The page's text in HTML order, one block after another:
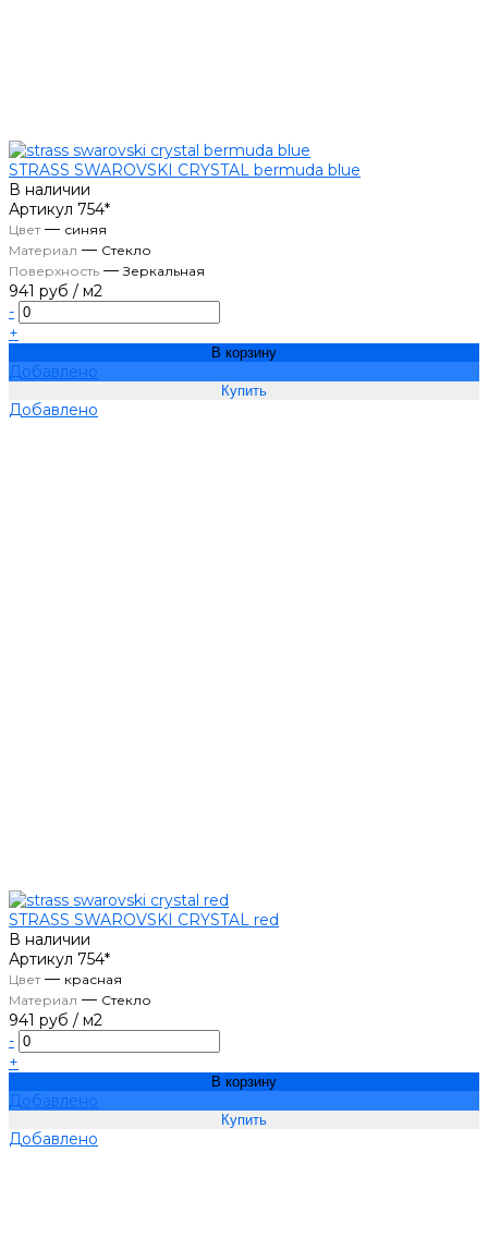
STRASS SWAROVSKI CRYSTAL bermuda blue
В наличии
Артикул 754*
Цвет— синяя
Материал — Стекло
Поверхность —Зеркальная
941 руб / м2
-
+
В корзину
Добавлено
Добавлено
STRASS SWAROVSKI CRYSTAL red
В наличии
Артикул 754*
Цвет— красная
Материал — Стекло
941 руб / м2
-
+
В корзину
Добавлено
Добавлено